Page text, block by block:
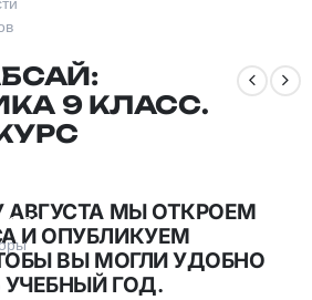
9 КЛАСС.
АВГУСТА МЫ ОТКРОЕМ
И ОПУБЛИКУЕМ
ВЫ МОГЛИ УДОБНО
ГОД.
36